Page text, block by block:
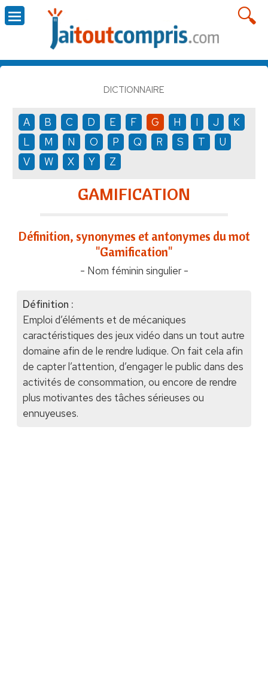
DICTIONNAIRE
A B C D E F G H I J
K
L
M N O P Q R S T
U
V
W X Y Z
GAMIFICATION
Définition, synonymes et antonymes du mot
"Gamification"
- Nom féminin singulier -
Définition :
Emploi d’éléments et de mécaniques
caractéristiques des jeux vidéo dans un tout autre
domaine afin de le rendre ludique. On fait cela afin
de capter l’attention, d’engager le public dans des
activités de consommation, ou encore de rendre
plus motivantes des tâches sérieuses ou
ennuyeuses.